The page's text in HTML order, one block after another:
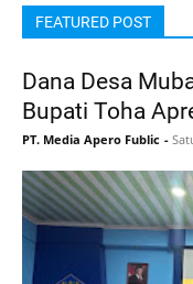
FEATURED POST
Dana Desa
Bupati Toha
PT. Media Apero Fublic -